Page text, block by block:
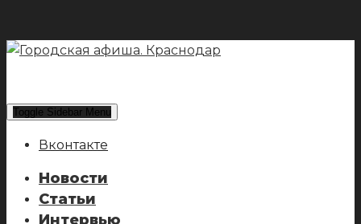
Toggle Sidebar Menu
Вконтакте
Новости
Статьи
Интервью